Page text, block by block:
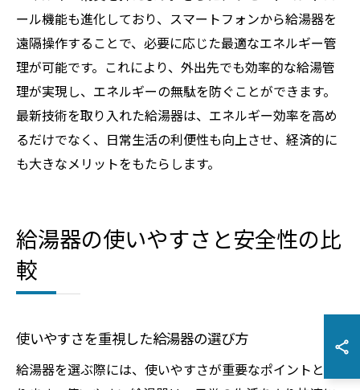
ール機能も進化しており、スマートフォンから給湯器を
遠隔操作することで、必要に応じた最適なエネルギー管
理が可能です。これにより、外出先でも効率的な給湯管
理が実現し、エネルギーの無駄を防ぐことができます。
最新技術を取り入れた給湯器は、エネルギー効率を高め
るだけでなく、日常生活の利便性も向上させ、経済的に
も大きなメリットをもたらします。
給湯器の使いやすさと安全性の比
較
使いやすさを重視した給湯器の選び方
給湯器を選ぶ際には、使いやすさが重要なポイントとな